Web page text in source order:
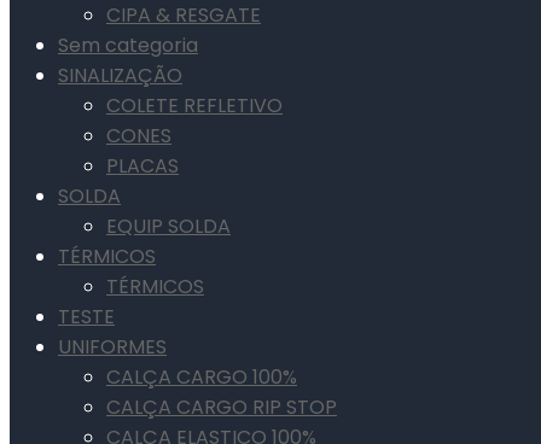
CIPA & RESGATE
Sem categoria
SINALIZAÇÃO
COLETE REFLETIVO
CONES
PLACAS
SOLDA
EQUIP SOLDA
TÉRMICOS
TÉRMICOS
TESTE
UNIFORMES
CALÇA CARGO 100%
CALÇA CARGO RIP STOP
CALÇA ELASTICO 100%